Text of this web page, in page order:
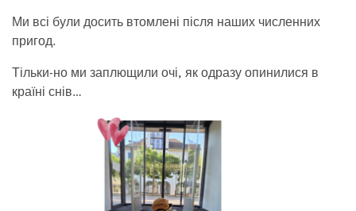
Ми всі були досить втомлені після наших численних
пригод.
Тільки-но ми заплющили очі, як одразу опинилися в
країні снів…